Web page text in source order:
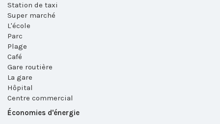
Station de taxi
Super marché
L'école
Parc
Plage
Café
Gare routière
La gare
Hôpital
Centre commercial
Économies d'énergie